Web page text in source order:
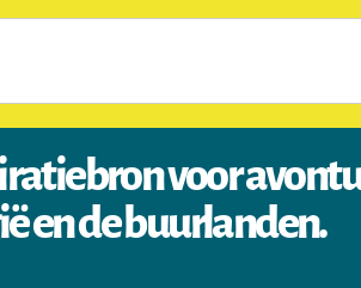
voor
en de buurlanden.